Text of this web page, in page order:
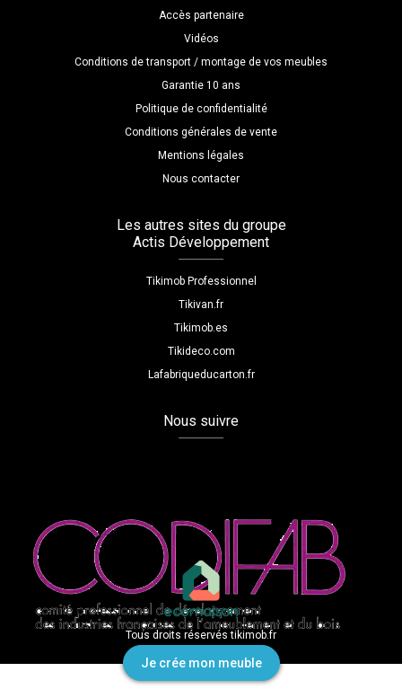
Je crée mon meuble
Accès partenaire
Vidéos
Conditions de transport / montage de vos meubles
Garantie 10 ans
Politique de confidentialité
Conditions générales de vente
Mentions légales
Nous contacter
Les autres sites du groupe
Actis Développement
Tikimob Professionnel
Tikivan.fr
Tikimob.es
Tikideco.com
Lafabriqueducarton.fr
Nous suivre
Tous droits réservés tikimob.fr